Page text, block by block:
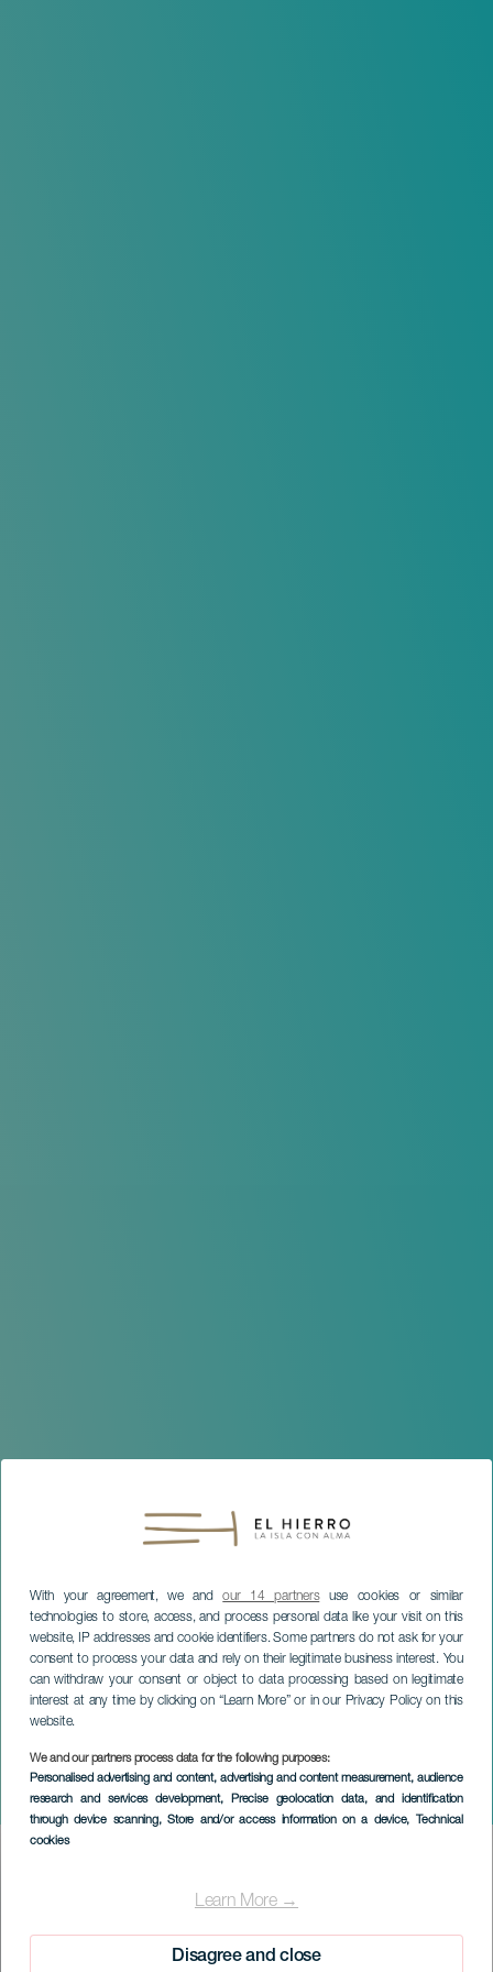
With your agreement, we andour 14 partnersuse cookies or similar
technologies to store, access, and process personal data like your visit on this
website, IP addresses and cookie identifiers. Some partners do not ask for your
consent to process your data and rely on their legitimate business interest. You
can withdraw your consent or object to data processing based on legitimate
interest at any time by clicking on “Learn More” or in our Privacy Policy on this
website.
We and our partners process data for the following purposes:
Personalised advertising and content, advertising and content measurement, audience
research and services development, Precise geolocation data, and identification
through device scanning, Store and/or access information on a device, Technical
cookies
Learn More →
Disagree and close
Pinars julprogram
EL HIERRO